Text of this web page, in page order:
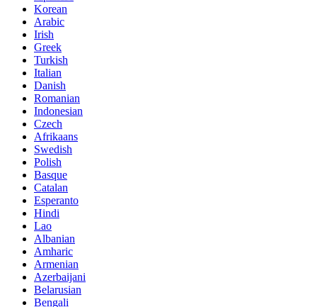
Korean
Arabic
Irish
Greek
Turkish
Italian
Danish
Romanian
Indonesian
Czech
Afrikaans
Swedish
Polish
Basque
Catalan
Esperanto
Hindi
Lao
Albanian
Amharic
Armenian
Azerbaijani
Belarusian
Bengali